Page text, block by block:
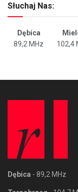
Słuchaj Nas:
Dębica
89,2 MHz
102,4
Dębica - 89,2 MHz